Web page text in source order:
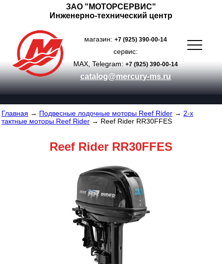
ЗАО "МОТОРСЕРВИС"
Инженерно-технический центр
магазин:+7 (925) 390-00-14
сервис:
MAX, Telegram:+7 (925) 390-00-14
catalog@mercury-ms.ru
Главная → Подвесные лодочные моторы Reef Rider → 2-х
тактные моторы Reef Rider → Reef Rider RR30FFES
Reef Rider RR30FFES